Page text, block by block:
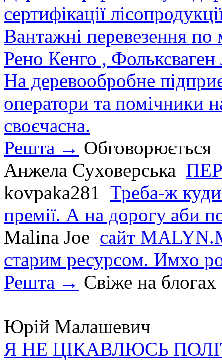
сертифікації
Вантажні перевезення по
Рено Кенго ,
На деревообробне
оператори та помічники
своєчасна.
Решта → Обговорюється
Анжела Суховерська
kovpaka281 Треба-ж
премії. А на дорогу аби
Malina Joe сайт
старим ресурсом. Имхо
Решта → Свіже на блогах
Юрій Малашевич
Я НЕ ЦІКАВЛЮСЬ